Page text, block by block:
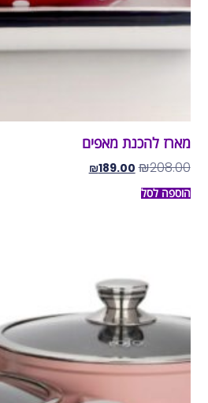
מארז להכנת מאפים
₪208.00
₪189.00
הוספה לסל